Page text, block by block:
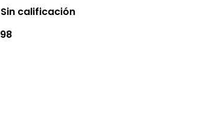
Sin calificación
98